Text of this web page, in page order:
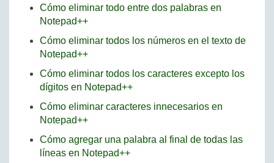
Cómo eliminar todo entre dos palabras en
Notepad++
Cómo eliminar todos los números en el texto de
Notepad++
Cómo eliminar todos los caracteres excepto los
dígitos en Notepad++
Cómo eliminar caracteres innecesarios en
Notepad++
Cómo agregar una palabra al final de todas las
líneas en Notepad++